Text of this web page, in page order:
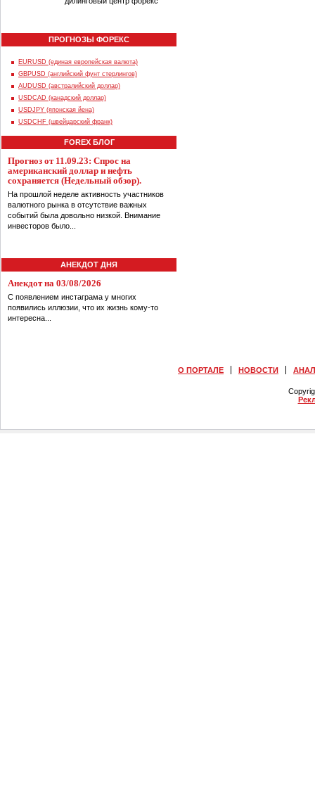
ПРОГНОЗЫ ФОРЕКС
EURUSD (единая европейская валюта)
GBPUSD (английский фунт стерлингов)
AUDUSD (австралийский доллар)
USDCAD (канадский доллар)
USDJPY (японская йена)
USDCHF (швейцарский франк)
FOREX БЛОГ
Прогноз от 11.09.23: Спрос на
американский доллар и нефть
сохраняется (Недельный обзор).
На прошлой неделе активность участников
валютного рынка в отсутствие важных
событий была довольно низкой. Внимание
инвесторов было...
АНЕКДОТ ДНЯ
Анекдот на 03/08/2026
С появлением инстаграма у многих
появились иллюзии, что их жизнь кому-то
интересна...
О ПОРТАЛЕ НОВОСТИ